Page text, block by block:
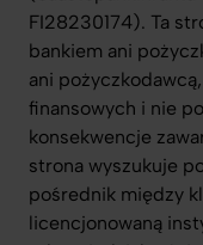
FI28230174). Ta
bankiem ani
ani
finansowych i nie
konsekwencje
strona wyszukuje
pośrednik między
licencjonowaną